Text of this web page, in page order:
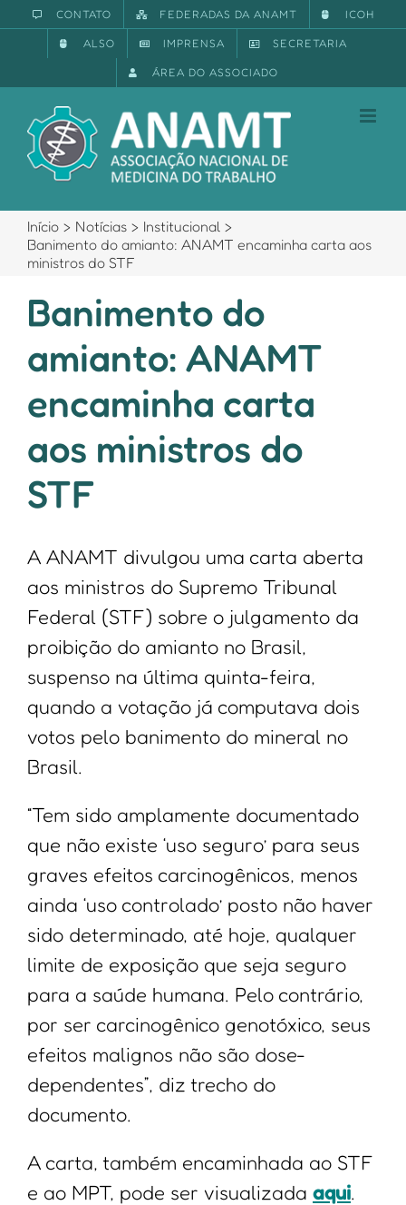
para
CONTATO FEDERADAS DA ANAMT ICOH
ALSO IMPRENSA SECRETARIA
ÁREA DO ASSOCIADO
Início Notícias
Institucional
Banimento do amianto: ANAMT encaminha carta aos
ministros do STF
Banimento do
amianto: ANAMT
encaminha carta
aos ministros do
STF
A ANAMT divulgou uma carta aberta
aos ministros do Supremo Tribunal
Federal (STF) sobre o julgamento da
proibição do amianto no Brasil,
suspenso na última quinta-feira,
quando a votação já computava dois
votos pelo banimento do mineral no
Brasil.
“Tem sido amplamente documentado
que não existe ‘uso seguro’ para seus
graves efeitos carcinogênicos, menos
ainda ‘uso controlado’ posto não haver
sido determinado, até hoje, qualquer
limite de exposição que seja seguro
para a saúde humana. Pelo contrário,
por ser carcinogênico genotóxico, seus
efeitos malignos não são dose-
dependentes”, diz trecho do
documento.
A carta, também encaminhada ao STF
e ao MPT, pode ser visualizada aqui.